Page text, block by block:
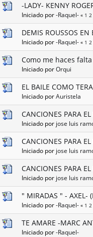
-LADY- KENNY
Iniciado por-Raquel- « 1 2
DEMIS ROUSSOS
Iniciado por-Raquel- « 1 2
Como me haces falta
Iniciado porOrqui
EL BAILE COMO
Iniciado porAuristela
CANCIONES PARA
Iniciado por jose luis
CANCIONES PARA
Iniciado por jose luis
CANCIONES PARA
Iniciado por jose luis
" MIRADAS " - AXEL-
Iniciado por-Raquel- « 1 2
TE AMARE -MARC
Iniciado por-Raquel-